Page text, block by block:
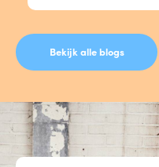
Bekijk alle blogs